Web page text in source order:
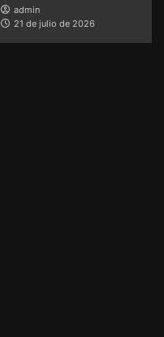
admin
21 de julio de 2026